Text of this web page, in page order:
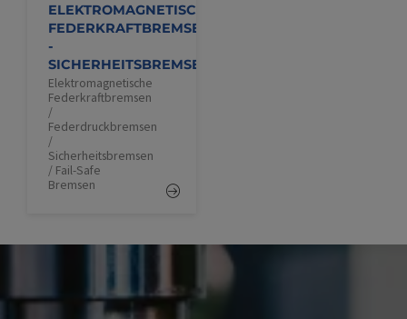
ELEKTROMAGNETISCHE
FEDERKRAFTBREMSEN
-
SICHERHEITSBREMSEN
Elektromagnetische
Federkraftbremsen
/
Federdruckbremsen
/
Sicherheitsbremsen
/ Fail-Safe
Bremsen